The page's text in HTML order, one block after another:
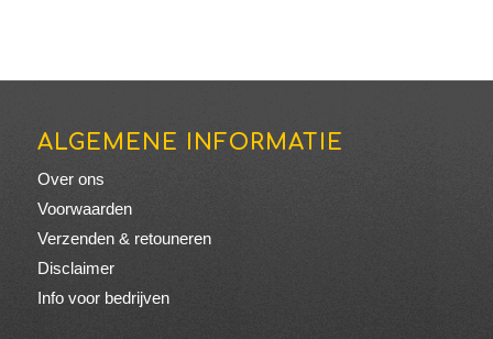
ALGEMENE INFORMATIE
Over ons
Voorwaarden
Verzenden & retouneren
Disclaimer
Info voor bedrijven